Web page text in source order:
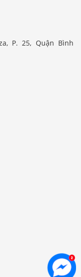
P. 25, Quận Bình